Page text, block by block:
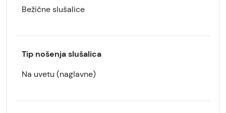
Bežične slušalice
Tip nošenja slušalica
Na uvetu (naglavne)